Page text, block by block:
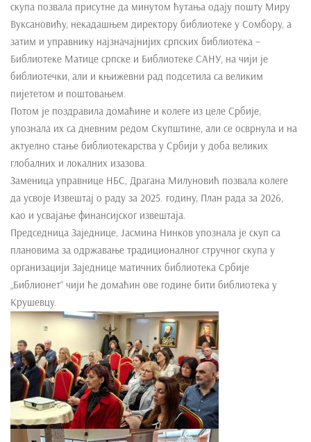
скупа позвала присутне да минутом ћутања одају пошту Миру
Вуксановићу, некадашњем директору библиотеке у Сомбору, а
затим и управнику најзначајнијих српских библиотека –
Библиотеке Матице српске и Библиотеке САНУ, на чији је
библиотечки, али и књижевни рад подсетила са великим
пијететом и поштовањем.
Потом је поздравила домаћине и колеге из целе Србије,
упознала их са дневним редом Скупштине, али се осврнула и на
актуелно стање библиотекарства у Србији у доба великих
глобалних и локалних изазова.
Заменица управнице НБС, Драгана Милуновић позвала колеге
да усвоје Извештај о раду за 2025. годину, План рада за 2026,
као и усвајање финансијског извештаја.
Председница Заједнице, Јасмина Нинков упознала је скуп са
плановима за одржавање традиционалног стручног скупа у
организацији Заједнице матичних библиотека Србије
„Библионет“ чији ће домаћин ове године бити библиотека у
Крушевцу.